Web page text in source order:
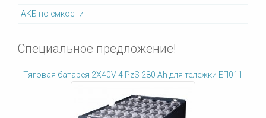
АКБ по емкости
Специальное предложение!
Тяговая батарея 2X40V 4 PzS 280 Ah для тележки ЕП011